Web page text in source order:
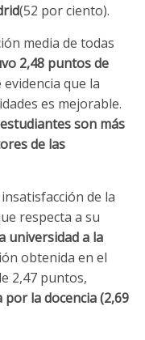
(52 por ciento).
media de todas
2,48 puntos de
que la
es mejorable.
son más
de las
de la
respecta a su
universidad a la
obtenida en el
2,47 puntos,
la docencia (2,69